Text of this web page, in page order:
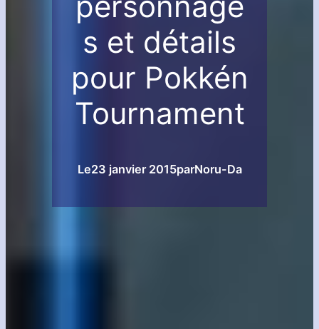
s et détails
pour Pokkén
Tournament
Le23 janvier 2015parNoru-Da